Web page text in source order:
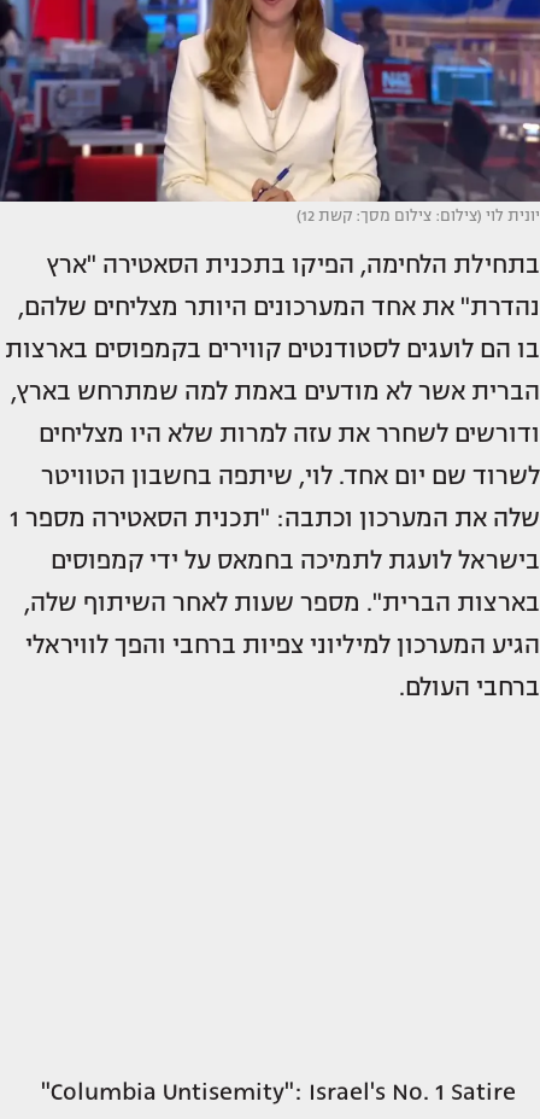
יונית לוי (צילום: צילום מסך: קשת 12)
בתחילת הלחימה, הפיקו בתכנית הסאטירה "ארץ
נהדרת" את אחד המערכונים היותר מצליחים שלהם,
בו הם לועגים לסטודנטים קווירים בקמפוסים בארצות
הברית אשר לא מודעים באמת למה שמתרחש בארץ,
ודורשים לשחרר את עזה למרות שלא היו מצליחים
לשרוד שם יום אחד. לוי, שיתפה בחשבון הטוויטר
שלה את המערכון וכתבה: "תכנית הסאטירה מספר 1
בישראל לועגת לתמיכה בחמאס על ידי קמפוסים
בארצות הברית". מספר שעות לאחר השיתוף שלה,
הגיע המערכון למיליוני צפיות ברחבי והפך לוויראלי
ברחבי העולם.
"Columbia Untisemity": Israel's No. 1 Satire